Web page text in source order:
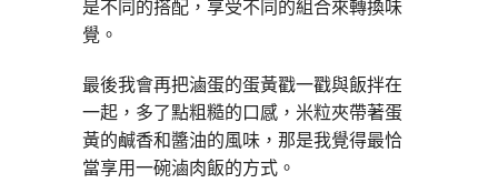
是不同的搭配，享受不同的組合來轉換味
覺。
最後我會再把滷蛋的蛋黃戳一戳與飯拌在
一起，多了點粗糙的口感，米粒夾帶著蛋
黃的鹹香和醬油的風味，那是我覺得最恰
當享用一碗滷肉飯的方式。